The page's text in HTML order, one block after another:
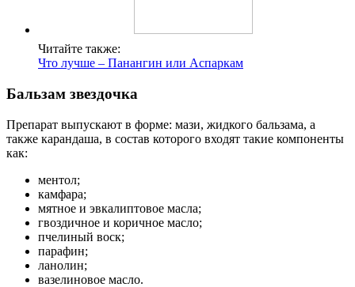
Читайте также:
Что лучше – Панангин или Аспаркам
Бальзам звездочка
Препарат выпускают в форме: мази, жидкого бальзама, а
также карандаша, в состав которого входят такие компоненты
как:
ментол;
камфара;
мятное и эвкалиптовое масла;
гвоздичное и коричное масло;
пчелиный воск;
парафин;
ланолин;
вазелиновое масло.